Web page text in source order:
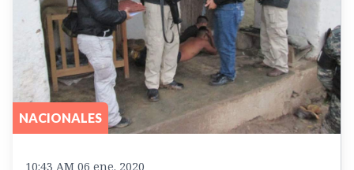
NACIONALES
10:43 AM 06 ene. 2020